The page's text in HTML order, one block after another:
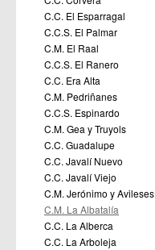
C.C. El Esparragal
C.C.S. El Palmar
C.M. El Raal
C.C.S. El Ranero
C.C. Era Alta
C.M. Pedriñanes
C.C.S. Espinardo
C.M. Gea y Truyols
C.C. Guadalupe
C.C. Javalí Nuevo
C.C. Javalí Viejo
C.M. Jerónimo y Avileses
C.M. La Albatalía
C.C. La Alberca
C.C. La Arboleja